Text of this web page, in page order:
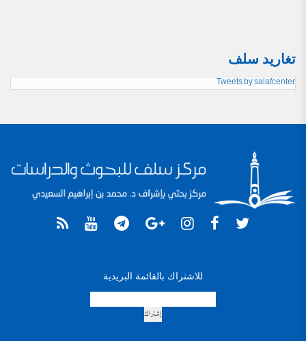
تغاريد سلف
Tweets by salafcenter
للاشتراك بالقائمة البريدية